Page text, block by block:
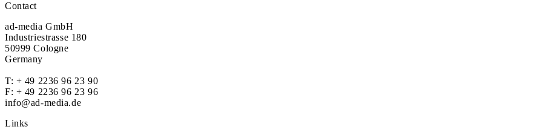
Contact
ad-media GmbH
Industriestrasse 180
50999 Cologne
Germany
T: + 49 2236 96 23 90
F: + 49 2236 96 23 96
info@ad-media.de
Links